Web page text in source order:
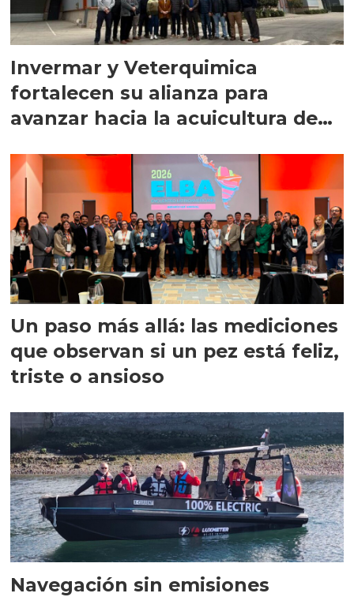
Invermar y Veterquimica
fortalecen su alianza para
avanzar hacia la acuicultura de
Un paso más allá: las mediciones
que observan si un pez está feliz,
triste o ansioso
Navegación sin emisiones